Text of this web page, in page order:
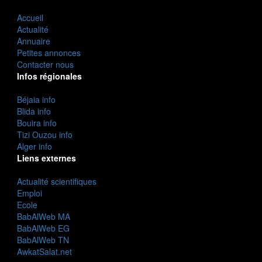
Accueil
Actualité
Annuaire
Petites annonces
Contacter nous
Infos régionales
Béjaia info
Blida info
Bouira info
Tizi Ouzou info
Alger info
Liens externes
Actualité scientifiques
Emploi
Ecole
BabAlWeb MA
BabAlWeb EG
BabAlWeb TN
AwkatSalat.net